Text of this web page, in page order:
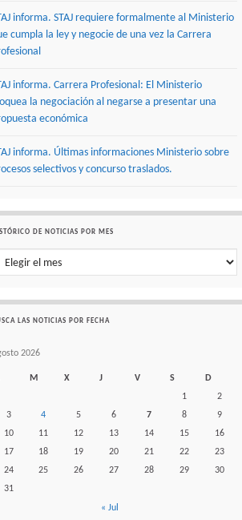
informa. STAJ requiere formalmente al Ministerio
cumpla la ley y negocie de una vez la Carrera
informa. Carrera Profesional: El Ministerio
la negociación al negarse a presentar una
económica
informa. Últimas informaciones Ministerio sobre
selectivos y concurso traslados.
DE NOTICIAS POR MES
de noticias por mes
LAS NOTICIAS POR FECHA
2026
M X J V S
D
1
2
3
4 5 6 7 8
9
10
11 12 13 14 15
16
17
18 19 20 21 22
23
24
25 26 27 28 29
30
31
« Jul